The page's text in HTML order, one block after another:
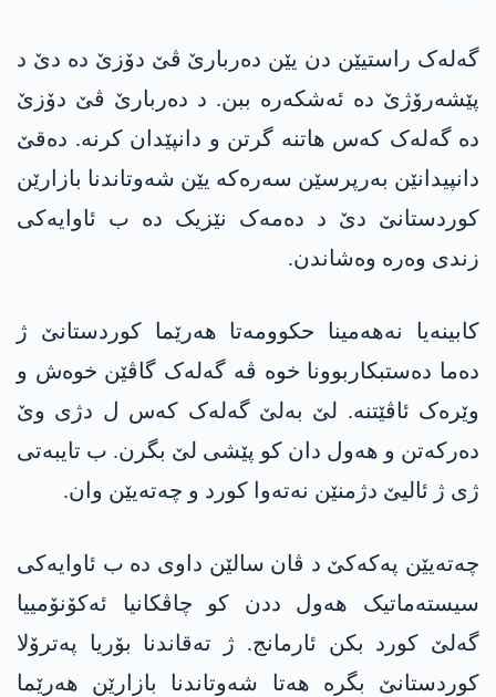
گەلەک راستیێن دن یێن دەربارێ ڤێ دۆزێ دە دێ د
پێشەرۆژێ دە ئەشکەرە ببن. د دەربارێ ڤێ دۆزێ
دە گەلەک کەس ھاتنە گرتن و دانپێدان کرنە. دەقێ
دانپیدانێن بەرپرسێن سەرەکە یێن شەوتاندنا بازارێن
کوردستانێ دێ د دەمەک نێزیک دە ب ئاوایەکی
زندی وەرە وەشاندن.
کابینەیا نەھەمینا حکوومەتا ھەرێما کوردستانێ ژ
دەما دەستبکاربوونا خوە ڤە گەلەک گاڤێن خوەش و
وێرەک ئاڤێتنە. لێ بەلێ گەلەک کەس ل دژی وێ
دەرکەتن و ھەول دان کو پێشی لێ بگرن. ب تایبەتی
ژی ژ ئالیێ دژمنێن نەتەوا کورد و چەتەیێن وان.
چەتەیێن پەکەکێ د ڤان سالێن داوی دە ب ئاوایەکی
سیستەماتیک ھەول ددن کو چاڤکانیا ئەکۆنۆمییا
گەلێ کورد بکن ئارمانج. ژ تەقاندنا بۆریا پەترۆلا
کوردستانێ بگرە ھەتا شەوتاندنا بازارێن ھەرێما